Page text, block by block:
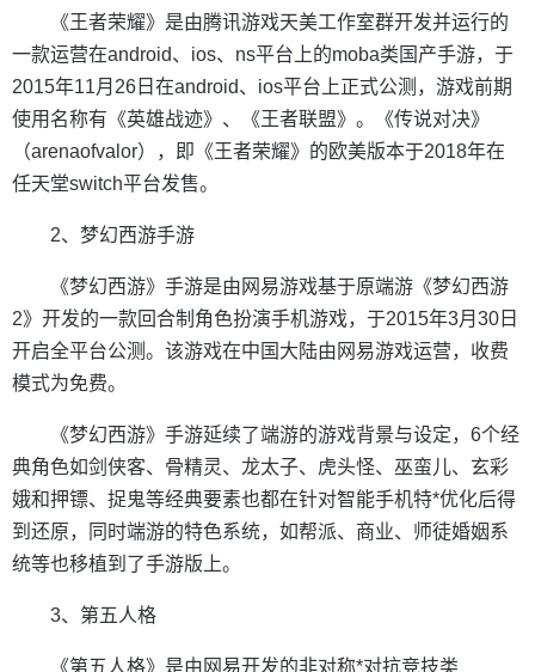
《王者荣耀》是由腾讯游戏天美工作室群开发并运行的
一款运营在android、ios、ns平台上的moba类国产手游，于
2015年11月26日在android、ios平台上正式公测，游戏前期
使用名称有《英雄战迹》、《王者联盟》。《传说对决》
（arenaofvalor），即《王者荣耀》的欧美版本于2018年在
任天堂switch平台发售。
2、梦幻西游手游
《梦幻西游》手游是由网易游戏基于原端游《梦幻西游
2》开发的一款回合制角色扮演手机游戏，于2015年3月30日
开启全平台公测。该游戏在中国大陆由网易游戏运营，收费
模式为免费。
《梦幻西游》手游延续了端游的游戏背景与设定，6个经
典角色如剑侠客、骨精灵、龙太子、虎头怪、巫蛮儿、玄彩
娥和押镖、捉鬼等经典要素也都在针对智能手机特*优化后得
到还原，同时端游的特色系统，如帮派、商业、师徒婚姻系
统等也移植到了手游版上。
3、第五人格
《第五人格》是由网易开发的非对称*对抗竞技类